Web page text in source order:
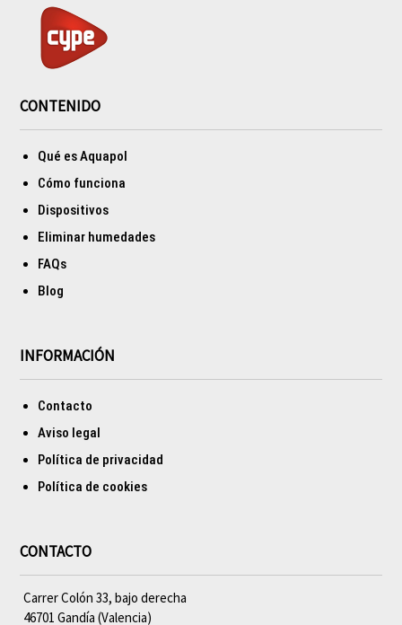
CONTENIDO
Qué es Aquapol
Cómo funciona
Dispositivos
Eliminar humedades
FAQs
Blog
INFORMACIÓN
Contacto
Aviso legal
Política de privacidad
Política de cookies
CONTACTO
Carrer Colón 33, bajo derecha
46701 Gandía (Valencia)